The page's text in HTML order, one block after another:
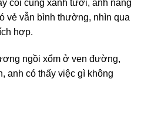
cối cũng xanh tươi, ánh nắng
vẻ vẫn bình thường, nhìn qua
hợp.
ngồi xổm ở ven đường,
anh có thấy việc gì không